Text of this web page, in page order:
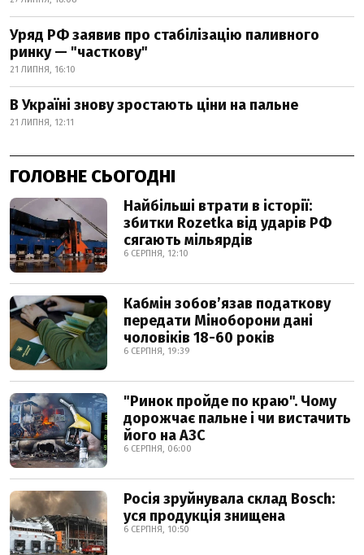
Уряд РФ заявив про стабілізацію паливного
ринку — "часткову"
21 ЛИПНЯ, 16:10
В Україні знову зростають ціни на пальне
21 ЛИПНЯ, 12:11
ГОЛОВНЕ СЬОГОДНІ
Найбільші втрати в історії:
збитки Rozetka від ударів РФ
сягають мільярдів
6 СЕРПНЯ, 12:10
Кабмін зобовʼязав податкову
передати Міноборони дані
чоловіків 18-60 років
6 СЕРПНЯ, 19:39
"Ринок пройде по краю". Чому
дорожчає пальне і чи вистачить
його на АЗС
6 СЕРПНЯ, 06:00
Росія зруйнувала склад Bosch:
уся продукція знищена
6 СЕРПНЯ, 10:50